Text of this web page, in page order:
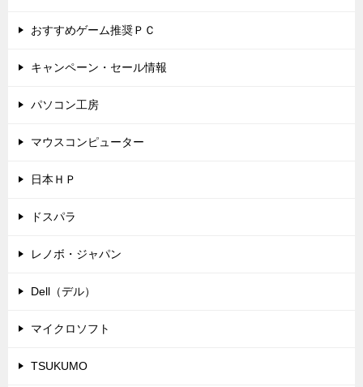
おすすめゲーム推奨ＰＣ
キャンペーン・セール情報
パソコン工房
マウスコンピューター
日本ＨＰ
ドスパラ
レノボ・ジャパン
Dell（デル）
マイクロソフト
TSUKUMO